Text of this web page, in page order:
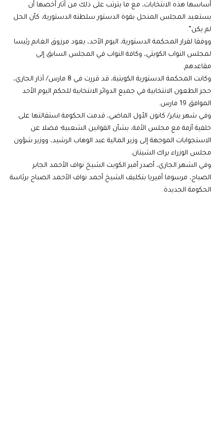
أساسها هذه الانتخابات، مع ما يترتب على ذلك من آثار أخصها أن
يستعيد المجلس المنحل بقوة الدستور سلطته الدستورية، كأن الحل
لم يكن”.
ووفقا لقرار المحكمة الدستورية، اليوم الأحد، يعود مرزوق الغانم رئيسا
لمجلس النواب الكويتي، وكافة النواب في المجلس السابق إلى
مقاعدهم.
وكانت المحكمة الدستورية الكويتية، قد قررت في 8 مارس/ آذار الجاري،
حجز الطعون الانتخابية في جميع الدوائر الانتخابية للحكم اليوم الأحد
الموافق 19 مارس.
وفي شهر يناير/ كانون الأول الماضي، قدمت الحكومة استقالتها على
خلفية أزمة مع مجلس الأمة، بشأن القوانين الشعبية؛ فضلا عن
الاستجوابات الموجهة إلى وزير المالية عبد الوهاب الرشيد، ووزير شؤون
مجلس الوزراء براك الشيتان.
وفي الشهر الجاري، أصدر أمير الكويت الشيخ نواف الأحمد الجابر
الصباح، مرسوما أميريا بتكليف الشيخ أحمد نواف الأحمد الصباح برئاسة
الحكومة الجديدة.